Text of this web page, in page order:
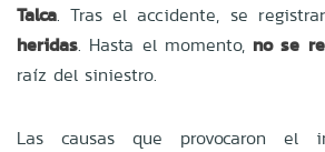
Talca. Tras el accidente, se
heridas. Hasta el momento, no se
raíz del siniestro.
Las causas que provocaron el